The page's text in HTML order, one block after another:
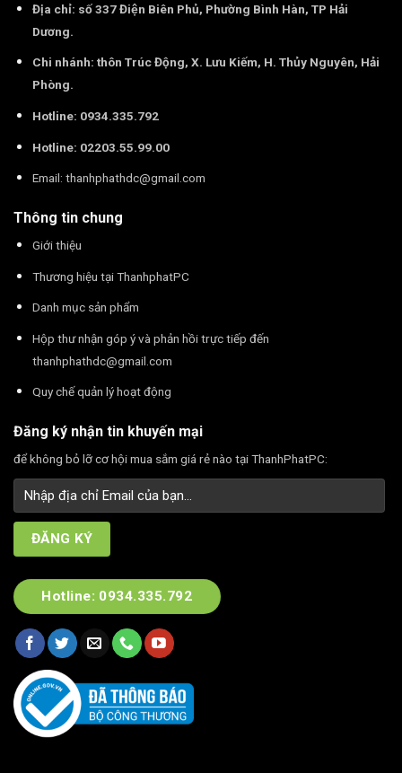
Địa chỉ: số 337 Điện Biên Phủ, Phường Bình Hàn, TP Hải
Dương.
Chi nhánh: thôn Trúc Động, X. Lưu Kiếm, H. Thủy Nguyên, Hải
Phòng.
Hotline: 0934.335.792
Hotline: 02203.55.99.00
Email: thanhphathdc@gmail.com
Thông tin chung
Giới thiệu
Thương hiệu tại ThanhphatPC
Danh mục sản phẩm
Hộp thư nhận góp ý và phản hồi trực tiếp đến
thanhphathdc@gmail.com
Quy chế quản lý hoạt động
Đăng ký nhận tin khuyến mại
để không bỏ lỡ cơ hội mua sắm giá rẻ nào tại ThanhPhatPC:
Hotline: 0934.335.792